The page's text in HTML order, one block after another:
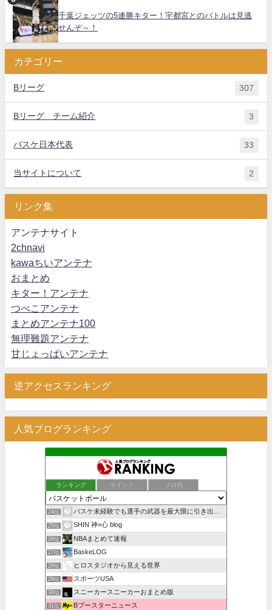
千葉ジェッツの5連勝キター！宇都宮とのバトルは見逃
せんぞ～！
カテゴリー
Bリーグ 307
Bリーグ チーム紹介 3
バスケ日本代表 33
当サイトについて 2
リンク集
アンテナサイト
2chnavi
kawaちいアンテナ
おまとめ
キター！アンテナ
つべこアンテナ
まとめアンテナ100
無理難題アンテナ
甘じょっぱいアンテナ
逆アクセスランキング
人気ブログランキング
ランキング ポイント ブロ画
24位 バスケ未経験でも選手の武器を最大限に引き出すことで試合に勝…
25位 SHIN 神×心 blog
26位 NBAまとめて速報
27位 BaskeLOG
28位 ヒロスタジオから見える世界
29位 スポーツUSA
30位 スニーカースニーカーおまとめ版
31位 Bブースターニュース